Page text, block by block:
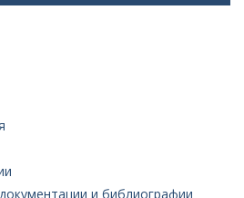
и библиографии